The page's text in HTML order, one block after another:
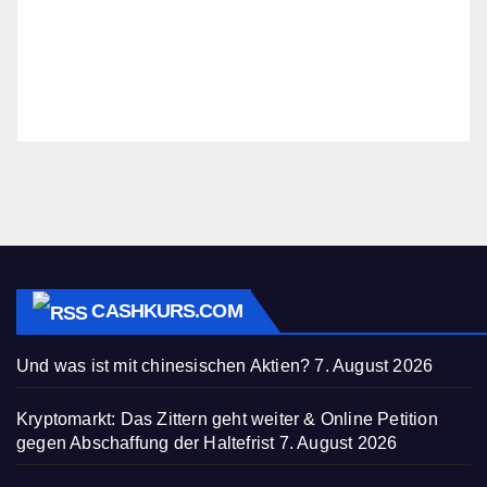
CASHKURS.COM
Und was ist mit chinesischen Aktien? 7. August 2026
Kryptomarkt: Das Zittern geht weiter & Online Petition
gegen Abschaffung der Haltefrist 7. August 2026